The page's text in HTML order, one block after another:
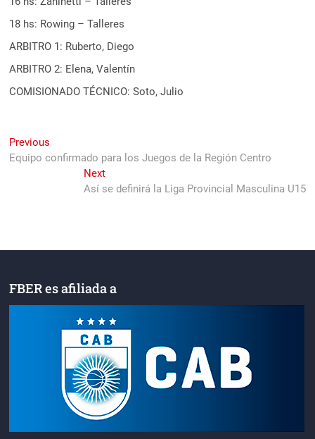
18 hs: Rowing – Talleres
ARBITRO 1: Ruberto, Diego
ARBITRO 2: Elena, Valentín
COMISIONADO TÉCNICO: Soto, Julio
Navegación
de
Previous
post:
Equipo confirmado para los Juegos de la Región Centro
NextNext
post:
Así se definirá la Liga Provincial Masculina U15
FBER es afiliada a